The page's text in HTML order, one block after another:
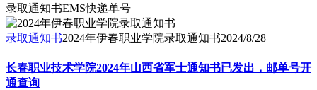
录取通知书EMS快递单号
录取通知书2024年伊春职业学院录取通知书2024/8/28
长春职业技术学院2024年山西省军士通知书已发出，邮单号开
通查询